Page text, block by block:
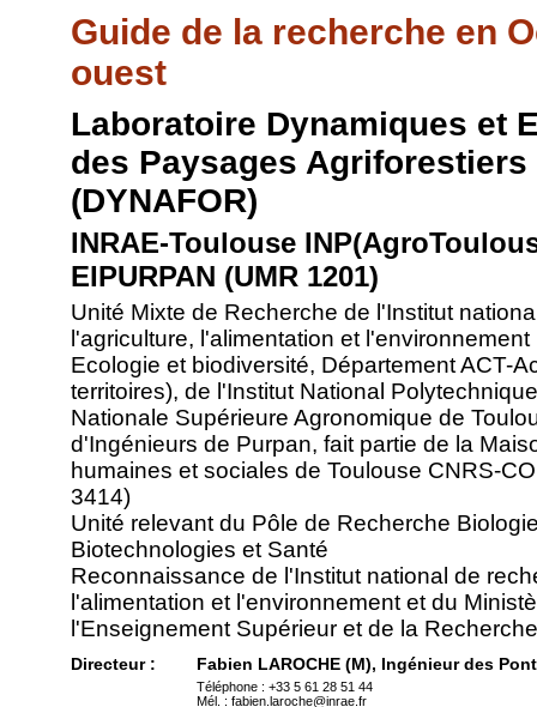
Guide de la recherche en
ouest
Laboratoire Dynamiques et
des Paysages Agriforestiers
(DYNAFOR)
INRAE-Toulouse
EIPURPAN (UMR 1201)
Unité Mixte de Recherche de l'Institut
l'agriculture, l'alimentation et
Ecologie et biodiversité, Département ACT-
territoires), de l'Institut National
Nationale Supérieure Agronomique de
d'Ingénieurs de Purpan, fait partie de la
humaines et sociales de Toulouse CNRS-
3414)
Unité relevant du Pôle de Recherche
Biotechnologies et Santé
Reconnaissance de l'Institut national de
l'alimentation et l'environnement et du
l'Enseignement Supérieur et de la Recherche
Directeur : Fabien LAROCHE (M), Ingénieur des
Téléphone : +33 5 61 28 51 44
Mél. : fabien.laroche@inrae.fr